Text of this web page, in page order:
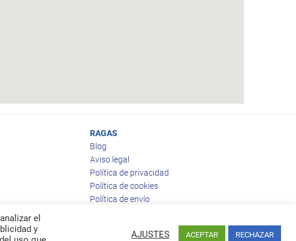
RAGAS
Blog
Aviso legal
Política de privacidad
Política de cookies
Política de envío
el
y
AJUSTES ACEPTAR RECHAZAR